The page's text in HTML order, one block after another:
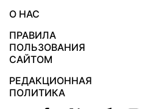
О НАС
ПРАВИЛА
ПОЛЬЗОВАНИЯ
САЙТОМ
РЕДАКЦИОННАЯ
ПОЛИТИКА